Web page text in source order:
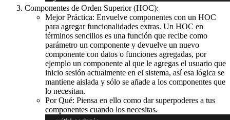
Componentes de Orden Superior (HOC):
Mejor Práctica: Envuelve componentes con un HOC
para agregar funcionalidades extras. Un HOC en
términos sencillos es una función que recibe como
parámetro un componente y devuelve un nuevo
componente con datos o funciones agregadas, por
ejemplo un componente al que le agregas el usuario que
inicio sesión actualmente en el sistema, así esa lógica se
mantiene aislada y sólo se añade a los componentes que
lo necesitan.
Por Qué: Piensa en ello como dar superpoderes a tus
componentes cuando los necesitas.